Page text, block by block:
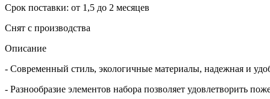
Cрок поставки: от 1,5 до 2 месяцев
Снят с производства
Описание
- Современный стиль, экологичные материалы, надежная и
- Разнообразие элементов набора позволяет удовлетворить